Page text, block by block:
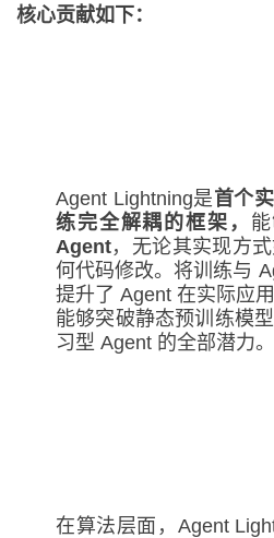
核心贡献如下：
Agent Lightning是首个
练完全解耦的框架 ，
Agent，无论其实现方
何代码修改。将训练与
提升了 Agent 在实际应
能够突破静态预训练模
习型 Agent 的全部潜力。
在算法层面，Agent